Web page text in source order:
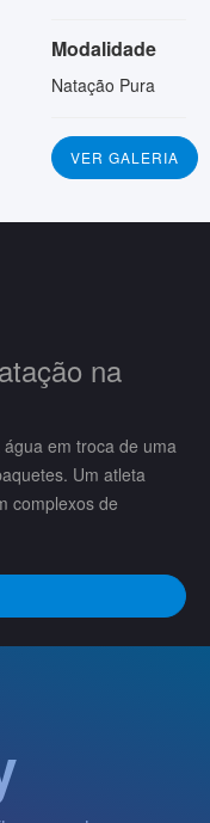
Modalidade
Natação Pura
VER GALERIA
na
em troca de uma
Um atleta
complexos de
VIDEO